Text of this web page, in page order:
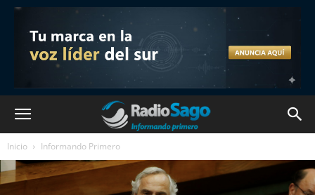
Inicio Informando Primero